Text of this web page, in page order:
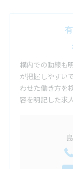
構内での動線も
が把握しやすい
わせた働き方を
容を明記した求